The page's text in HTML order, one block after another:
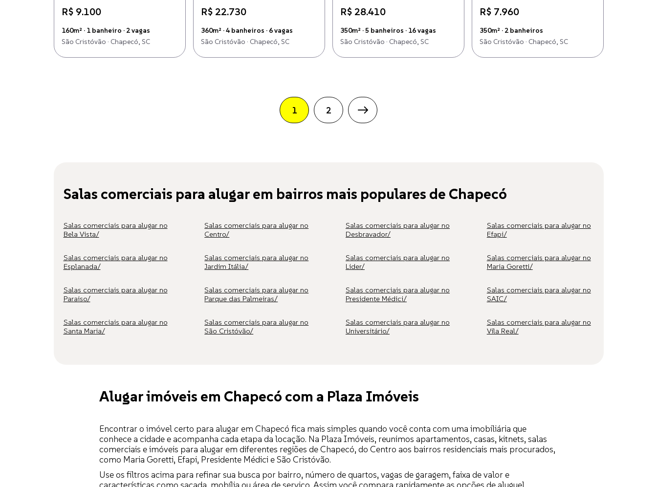
R$ 9.100
160m² · 1 banheiro · 2 vagas
São Cristóvão · Chapecó, SC
R$ 22.730
360m² · 4 banheiros · 6 vagas
São Cristóvão · Chapecó, SC
R$ 28.410
350m² · 5 banheiros · 16 vagas
São Cristóvão · Chapecó, SC
R$ 7.960
350m² · 2 banheiros
São Cristóvão · Chapecó, SC
1 2
Salas comerciais para alugar em bairros mais populares de Chapecó
Salas comerciais para alugar no
Bela Vista/
Salas comerciais para alugar no
Centro/
Salas comerciais para alugar no
Desbravador/
Salas comerciais para alugar no
Efapi/
Salas comerciais para alugar no
Esplanada/
Salas comerciais para alugar no
Jardim Itália/
Salas comerciais para alugar no
Lider/
Salas comerciais para alugar no
Maria Goretti/
Salas comerciais para alugar no
Paraiso/
Salas comerciais para alugar no
Parque das Palmeiras/
Salas comerciais para alugar no
Presidente Médici/
Salas comerciais para alugar no
SAIC/
Salas comerciais para alugar no
Santa Maria/
Salas comerciais para alugar no
São Cristóvão/
Salas comerciais para alugar no
Universitário/
Salas comerciais para alugar no
Vila Real/
Alugar imóveis em Chapecó com a Plaza Imóveis
Encontrar o imóvel certo para alugar em Chapecó fica mais simples quando você conta com uma imobiliária que
conhece a cidade e acompanha cada etapa da locação. Na Plaza Imóveis, reunimos apartamentos, casas, kitnets, salas
comerciais e imóveis para alugar em diferentes regiões de Chapecó, do Centro aos bairros residenciais mais procurados,
como Maria Goretti, Efapi, Presidente Médici e São Cristóvão.
Use os filtros acima para refinar sua busca por bairro, número de quartos, vagas de garagem, faixa de valor e